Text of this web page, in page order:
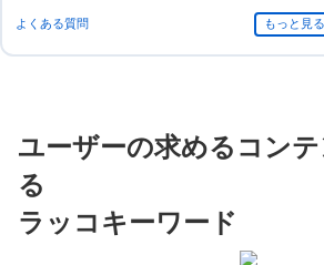
よくある質問 もっと見る
ユーザーの求めるコン
る
ラッコキーワード